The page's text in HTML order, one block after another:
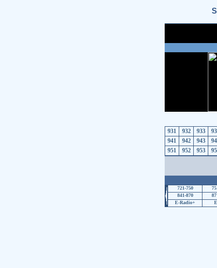
931 932 933
941
942 943
951
952 953
721-750
841-870
E-Radio+